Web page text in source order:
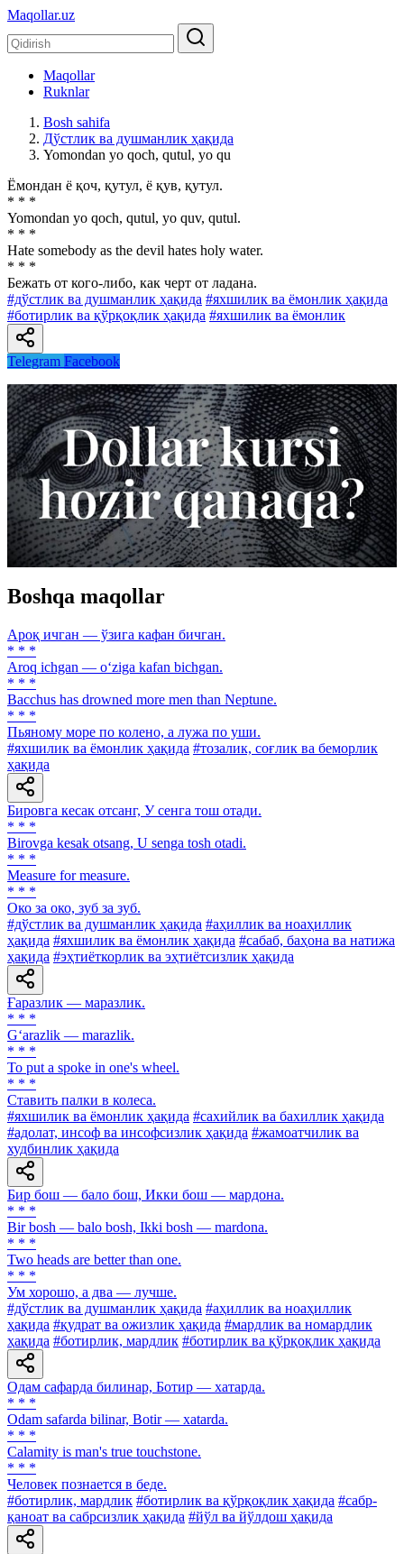
Maqollar.uz
Maqollar
Ruknlar
Bosh sahifa
Дўстлик ва душманлик ҳақида
Yomondan yo qoch, qutul, yo qu
Ёмондан ё қоч, қутул, ё қув, қутул.
* * *
Yomondan yo qoch, qutul, yo quv, qutul.
* * *
Hate somebody as the devil hates holy water.
* * *
Бежать от кого-либо, как черт от ладана.
#дўстлик ва душманлик ҳақида #яхшилик ва ёмонлик ҳақида
#ботирлик ва қўрқоқлик ҳақида #яхшилик ва ёмонлик
Telegram Facebook
Boshqa maqollar
Ароқ ичган — ўзига кафан бичган.
* * *
Aroq ichgan — o‘ziga kafan bichgan.
* * *
Bacchus has drowned more men than Neptune.
* * *
Пьяному море по колено, а лужа по уши.
#яхшилик ва ёмонлик ҳақида #тозалик, соғлик ва беморлик
ҳақида
Бировга кесак отсанг, У сенга тош отади.
* * *
Birovga kesak otsang, U senga tosh otadi.
* * *
Measure for measure.
* * *
Око за око, зуб за зуб.
#дўстлик ва душманлик ҳақида #аҳиллик ва ноаҳиллик
ҳақида #яхшилик ва ёмонлик ҳақида #сабаб, баҳона ва натижа
ҳақида #эҳтиёткорлик ва эҳтиётсизлик ҳақида
Ғаразлик — маразлик.
* * *
G‘arazlik — marazlik.
* * *
To put a spoke in one's wheel.
* * *
Ставить палки в колеса.
#яхшилик ва ёмонлик ҳақида #сахийлик ва бахиллик ҳақида
#адолат, инсоф ва инсофсизлик ҳақида #жамоатчилик ва
худбинлик ҳақида
Бир бош — бало бош, Икки бош — мардона.
* * *
Bir bosh — balo bosh, Ikki bosh — mardona.
* * *
Two heads are better than one.
* * *
Ум хорошо, а два — лучше.
#дўстлик ва душманлик ҳақида #аҳиллик ва ноаҳиллик
ҳақида #қудрат ва ожизлик ҳақида #мардлик ва номардлик
ҳақида #ботирлик, мардлик #ботирлик ва қўрқоқлик ҳақида
Одам сафарда билинар, Ботир — хатарда.
* * *
Odam safarda bilinar, Botir — xatarda.
* * *
Calamity is man's true touchstone.
* * *
Человек познается в беде.
#ботирлик, мардлик #ботирлик ва қўрқоқлик ҳақида #сабр-
қаноат ва сабрсизлик ҳақида #йўл ва йўлдош ҳақида